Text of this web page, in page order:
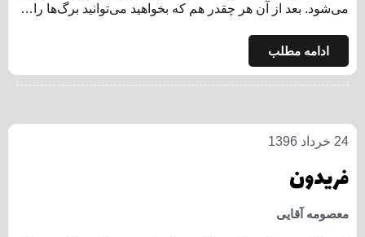
می‌شود. بعد از آن هر چقدر هم که بخواهید می‌توانید برگ‌ها را…
ادامه مطلب
24 خرداد 1396
فریدون
معصومه آقایی